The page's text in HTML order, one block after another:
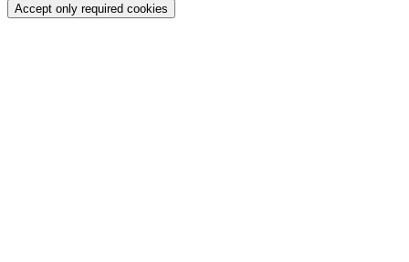
Accept only required cookies